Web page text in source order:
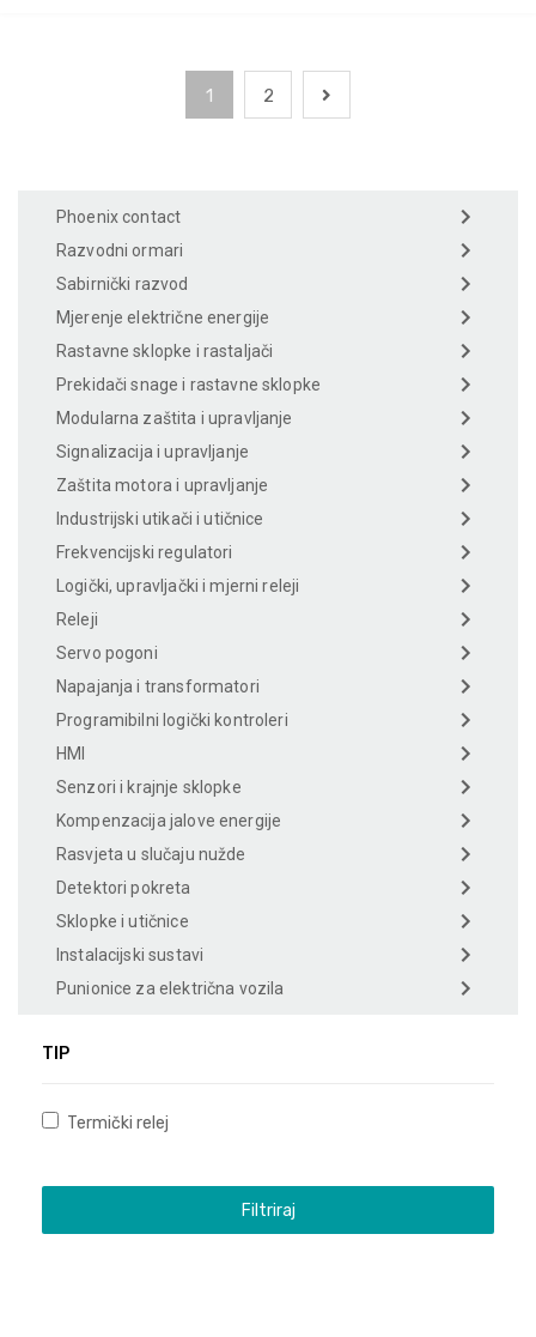
1 2
Phoenix contact
Razvodni ormari
Sabirnički razvod
Mjerenje električne energije
Rastavne sklopke i rastaljači
Prekidači snage i rastavne sklopke
Modularna zaštita i upravljanje
Signalizacija i upravljanje
Zaštita motora i upravljanje
Industrijski utikači i utičnice
Frekvencijski regulatori
Logički, upravljački i mjerni releji
Releji
Servo pogoni
Napajanja i transformatori
Programibilni logički kontroleri
HMI
Senzori i krajnje sklopke
Kompenzacija jalove energije
Rasvjeta u slučaju nužde
Detektori pokreta
Sklopke i utičnice
Instalacijski sustavi
Punionice za električna vozila
TIP
Termički relej
Filtriraj